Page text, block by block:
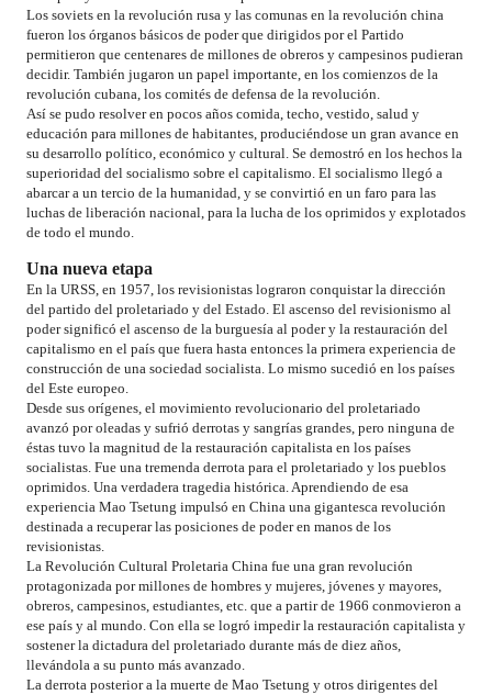
Los soviets en la revolución rusa y las comunas en la revolución china
fueron los órganos básicos de poder que dirigidos por el Partido
permitieron que centenares de millones de obreros y campesinos pudieran
decidir. También jugaron un papel importante, en los comienzos de la
revolución cubana, los comités de defensa de la revolución.
Así se pudo resolver en pocos años comida, techo, vestido, salud y
educación para millones de habitantes, produciéndose un gran avance en
su desarrollo político, económico y cultural. Se demostró en los hechos la
superioridad del socialismo sobre el capitalismo. El socialismo llegó a
abarcar a un tercio de la humanidad, y se convirtió en un faro para las
luchas de liberación nacional, para la lucha de los oprimidos y explotados
de todo el mundo.
Una nueva etapa
En la URSS, en 1957, los revisionistas lograron conquistar la dirección
del partido del proletariado y del Estado. El ascenso del revisionismo al
poder significó el ascenso de la burguesía al poder y la restauración del
capitalismo en el país que fuera hasta entonces la primera experiencia de
construcción de una sociedad socialista. Lo mismo sucedió en los países
del Este europeo.
Desde sus orígenes, el movimiento revolucionario del proletariado
avanzó por oleadas y sufrió derrotas y sangrías grandes, pero ninguna de
éstas tuvo la magnitud de la restauración capitalista en los países
socialistas. Fue una tremenda derrota para el proletariado y los pueblos
oprimidos. Una verdadera tragedia histórica. Aprendiendo de esa
experiencia Mao Tsetung impulsó en China una gigantesca revolución
destinada a recuperar las posiciones de poder en manos de los
revisionistas.
La Revolución Cultural Proletaria China fue una gran revolución
protagonizada por millones de hombres y mujeres, jóvenes y mayores,
obreros, campesinos, estudiantes, etc. que a partir de 1966 conmovieron a
ese país y al mundo. Con ella se logró impedir la restauración capitalista y
sostener la dictadura del proletariado durante más de diez años,
llevándola a su punto más avanzado.
La derrota posterior a la muerte de Mao Tsetung y otros dirigentes del